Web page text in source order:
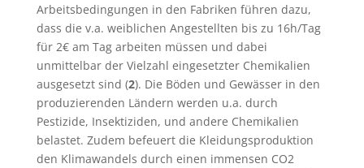
Arbeitsbedingungen in den Fabriken führen dazu,
dass die v.a. weiblichen Angestellten bis zu 16h/Tag
für 2€ am Tag arbeiten müssen und dabei
unmittelbar der Vielzahl eingesetzter Chemikalien
ausgesetzt sind (2). Die Böden und Gewässer in den
produzierenden Ländern werden u.a. durch
Pestizide, Insektiziden, und andere Chemikalien
belastet. Zudem befeuert die Kleidungsproduktion
den Klimawandels durch einen immensen CO2